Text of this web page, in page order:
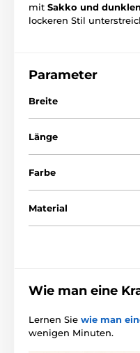
mit Sakko und
lockeren Stil
Parameter
Breite
Länge
Farbe
Material
Wie man eine
Lernen Sie wie man
wenigen Minuten.